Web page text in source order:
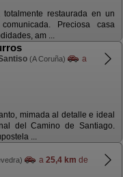
restaurada en un
Preciosa casa
am ...
(A Coruña)
a
mimada al detalle e ideal
del Camino de Santiago.
...
a 25,4 km de